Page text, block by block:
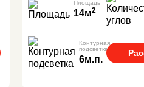
Площадь
14м2
Контурная
подсветка
6м.п.